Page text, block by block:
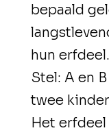
bepaald
hun
Stel: A en
twee
Het erfdeel